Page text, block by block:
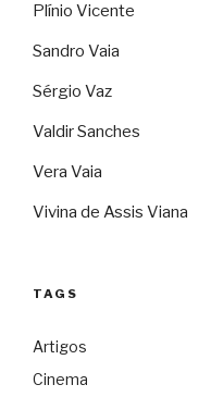
Plínio Vicente
Sandro Vaia
Sérgio Vaz
Valdir Sanches
Vera Vaia
Vivina de Assis Viana
TAGS
Artigos
Cinema